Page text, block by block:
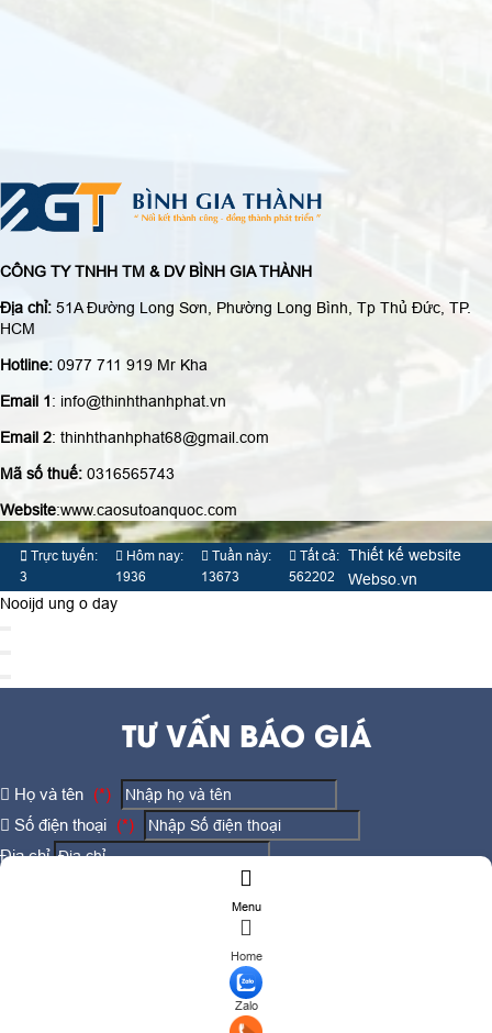
CÔNG TY TNHH TM & DV BÌNH GIA THÀNH
HCM
Hotline:0977 711 919 Mr Kha
Trực tuyến:
3
Hôm nay:
1936
13673
562202
Webso.vn
Menu
Home
Zalo
Nooijd ung o day
TƯ VẤN BÁO GIÁ
Địa chỉ
Đăng ký tư vấn